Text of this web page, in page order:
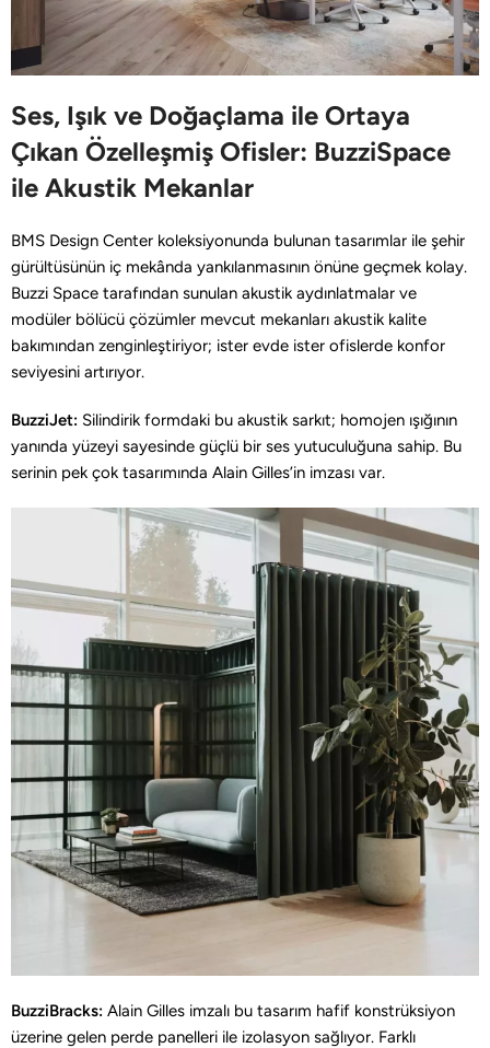
Ses, Işık ve Doğaçlama ile Ortaya
Çıkan Özelleşmiş Ofisler: BuzziSpace
ile Akustik Mekanlar
BMS Design Center koleksiyonunda bulunan tasarımlar ile şehir
gürültüsünün iç mekânda yankılanmasının önüne geçmek kolay.
Buzzi Space tarafından sunulan akustik aydınlatmalar ve
modüler bölücü çözümler mevcut mekanları akustik kalite
bakımından zenginleştiriyor; ister evde ister ofislerde konfor
seviyesini artırıyor.
BuzziJet: Silindirik formdaki bu akustik sarkıt; homojen ışığının
yanında yüzeyi sayesinde güçlü bir ses yutuculuğuna sahip. Bu
serinin pek çok tasarımında Alain Gilles’in imzası var.
BuzziBracks: Alain Gilles imzalı bu tasarım hafif konstrüksiyon
üzerine gelen perde panelleri ile izolasyon sağlıyor. Farklı